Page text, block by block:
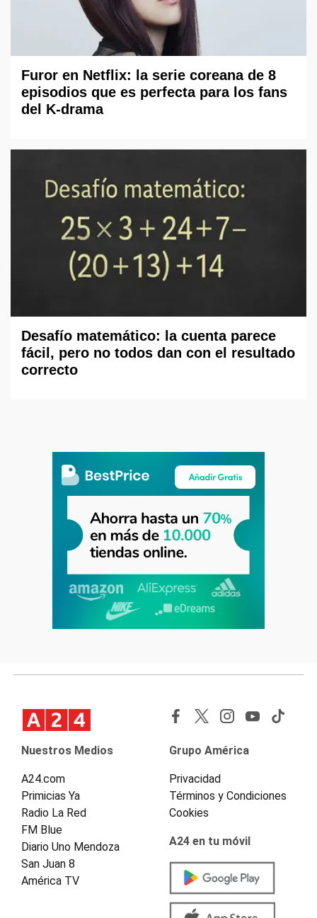
Furor en Netflix: la serie coreana de 8
episodios que es perfecta para los fans
del K-drama
Desafío matemático: la cuenta parece
fácil, pero no todos dan con el resultado
correcto
Nuestros Medios
A24.com
Primicias Ya
Radio La Red
FM Blue
Diario Uno Mendoza
San Juan 8
América TV
Grupo América
Privacidad
Términos y Condiciones
Cookies
A24 en tu móvil